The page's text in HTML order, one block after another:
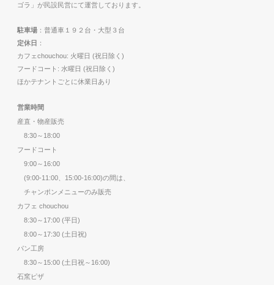
ゴラ」が民設民営にて運営しております。
駐車場 ：普通車１９２台・大型３台
定休日 ：
カフェchouchou: 火曜日 (祝日除く)
フードコート: 水曜日 (祝日除く)
ほかテナントごとに休業日あり
営業時間
産直・物産販売
8:30～18:00
フードコート
9:00～16:00
(9:00-11:00、15:00-16:00)の間は、
チャンポンメニューのみ販売
カフェ chouchou
8:30～17:00 (平日)
8:00～17:30 (土日祝)
パン工房
8:30～15:00 (土日祝～16:00)
石窯ピザ